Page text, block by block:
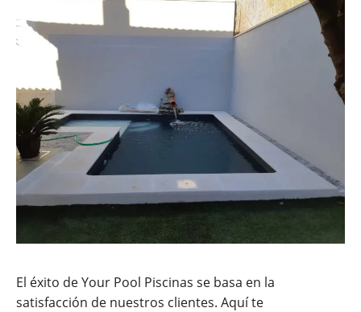
El éxito de Your Pool Piscinas se basa en la
satisfacción de nuestros clientes. Aquí te